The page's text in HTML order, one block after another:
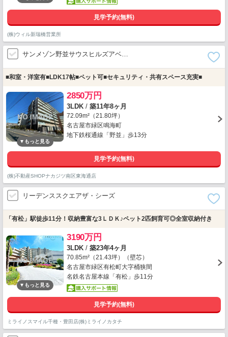
見学予約(無料)
(株)ウィル新瑞橋営業所
サンメゾン野並サウスヒルズアベ…
■和室・洋室有■LDK17帖■ペット可■セキュリティ・共有スペース充実■
2850万円
3LDK / 築11年8ヶ月
72.09m²（21.80坪）
名古屋市緑区鳴海町
地下鉄桜通線「野並」歩13分
見学予約(無料)
(株)不動産SHOPナカジツ南区東海通店
リーデンススクエアザ・シーズ
「有松」駅徒歩11分！収納豊富な3ＬＤＫ♪ペット2匹飼育可◎全室収納付き
3190万円
3LDK / 築23年4ヶ月
70.85m²（21.43坪）（壁芯）
名古屋市緑区有松町大字桶狭間
名鉄名古屋本線「有松」歩11分
見学予約(無料)
ミライノスマイル千種・豊田店(株)ミライノカタチ